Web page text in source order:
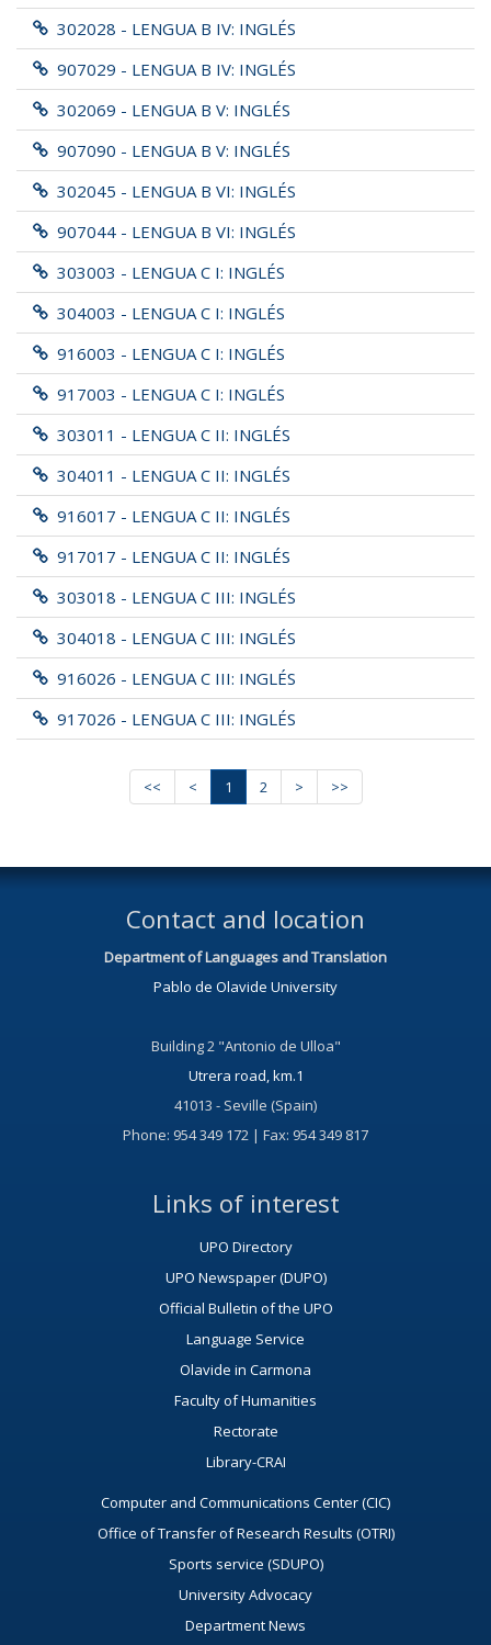
302028 - LENGUA B IV: INGLÉS
907029 - LENGUA B IV: INGLÉS
302069 - LENGUA B V: INGLÉS
907090 - LENGUA B V: INGLÉS
302045 - LENGUA B VI: INGLÉS
907044 - LENGUA B VI: INGLÉS
303003 - LENGUA C I: INGLÉS
304003 - LENGUA C I: INGLÉS
916003 - LENGUA C I: INGLÉS
917003 - LENGUA C I: INGLÉS
303011 - LENGUA C II: INGLÉS
304011 - LENGUA C II: INGLÉS
916017 - LENGUA C II: INGLÉS
917017 - LENGUA C II: INGLÉS
303018 - LENGUA C III: INGLÉS
304018 - LENGUA C III: INGLÉS
916026 - LENGUA C III: INGLÉS
917026 - LENGUA C III: INGLÉS
<< < 1 2 > >>
Contact and location
Department of Languages and Translation
Pablo de Olavide University
Building 2 "Antonio de Ulloa"
Utrera road, km.1
41013 - Seville (Spain)
Phone: 954 349 172 | Fax: 954 349 817
Links of interest
UPO Directory
UPO Newspaper (DUPO)
Official Bulletin of the UPO
Language Service
Olavide in Carmona
Faculty of Humanities
Rectorate
Library-CRAI
Computer and Communications Center (CIC)
Office of Transfer of Research Results (OTRI)
Sports service (SDUPO)
University Advocacy
Department News